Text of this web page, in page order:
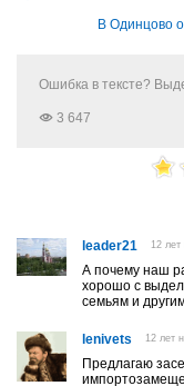
В Одинцово
Ошибка в тексте?
3 647
leader21 12 лет
А почему наш
хорошо с
семьям и
lenivets 12 лет
Предлагаю